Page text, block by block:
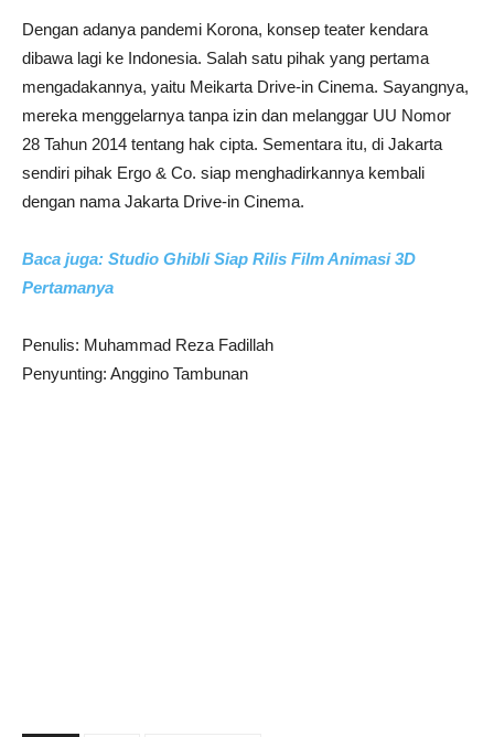
Dengan adanya pandemi Korona, konsep teater kendara
dibawa lagi ke Indonesia. Salah satu pihak yang pertama
mengadakannya, yaitu Meikarta Drive-in Cinema. Sayangnya,
mereka menggelarnya tanpa izin dan melanggar UU Nomor
28 Tahun 2014 tentang hak cipta. Sementara itu, di Jakarta
sendiri pihak Ergo & Co. siap menghadirkannya kembali
dengan nama Jakarta Drive-in Cinema.
Baca juga: Studio Ghibli Siap Rilis Film Animasi 3D
Pertamanya
Penulis: Muhammad Reza Fadillah
Penyunting: Anggino Tambunan